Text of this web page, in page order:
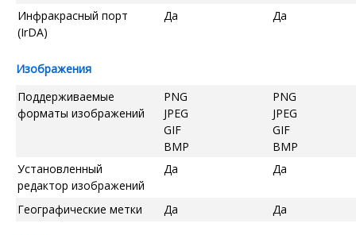
Инфракрасный порт
(IrDA)
Да Да
Изображения
Поддерживаемые
форматы изображений
PNG
JPEG
GIF
BMP
PNG
JPEG
GIF
BMP
Установленный
редактор изображений
Да Да
Географические метки Да Да